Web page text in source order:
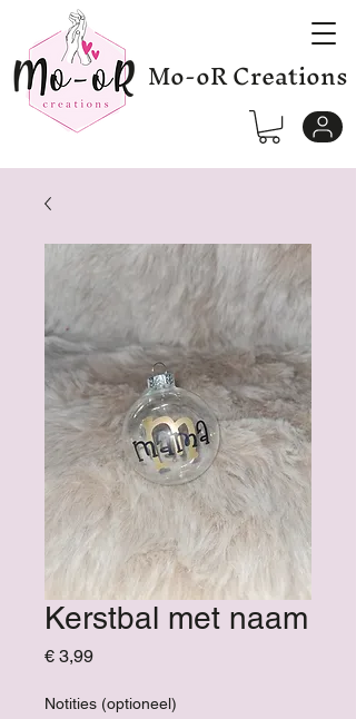
Mo-oR Creations
Kerstbal met naam
€ 3,99Prijs
Notities (optioneel)